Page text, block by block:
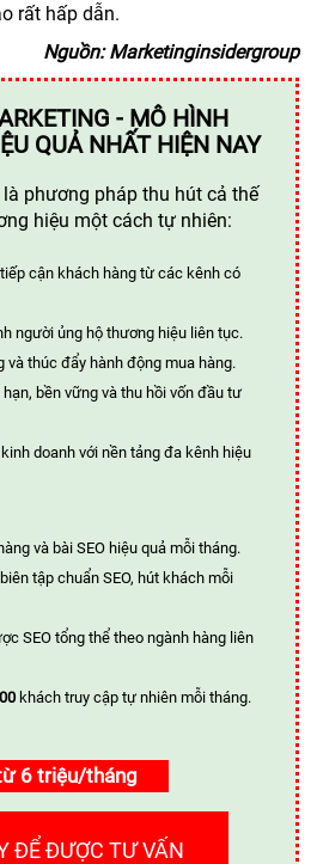
rất hấp dẫn.
Nguồn: Marketinginsidergroup
- MÔ HÌNH
QUẢ NHẤT HIỆN NAY
phương pháp thu hút cả thế
hiệu một cách tự nhiên:
cận khách hàng từ các kênh có
người ủng hộ thương hiệu liên tục.
và thúc đẩy hành động mua hàng.
bền vững và thu hồi vốn đầu tư
doanh với nền tảng đa kênh hiệu
và bài SEO hiệu quả mỗi tháng.
tập chuẩn SEO, hút khách mỗi
SEO tổng thể theo ngành hàng liên
khách truy cập tự nhiên mỗi tháng.
6 triệu/tháng
ĐỂ ĐƯỢC TƯ VẤN